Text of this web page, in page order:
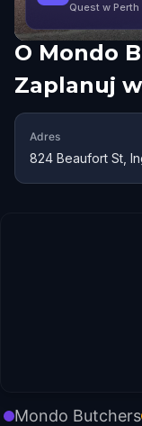
Quest w Perth
O Mondo
Zaplanuj
Adres
824 Beaufort St,
Mondo Butchers